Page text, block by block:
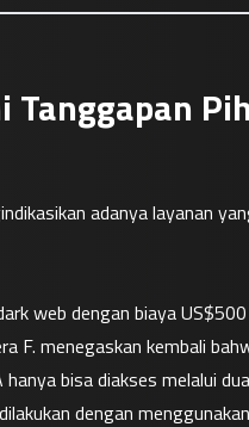
Tanggapan
adanya layanan
web dengan biaya
F. menegaskan kembali
bisa diakses melalui
dengan menggunakan